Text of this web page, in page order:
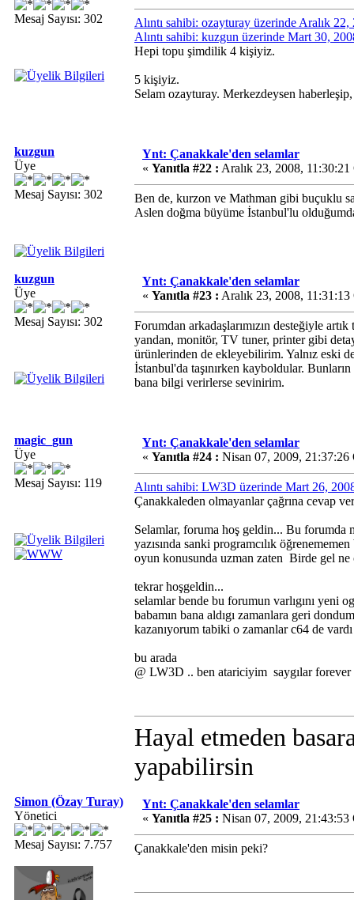
Mesaj Sayısı: 302
Alıntı sahibi: ozayturay üzerinde Aralık
Alıntı sahibi: kuzgun üzerinde Mart 30,
Hepi topu şimdilik 4 kişiyiz.
5 kişiyiz.
Selam ozayturay. Merkezdeysen
kuzgun
Üye
Mesaj Sayısı: 302
Ynt: Çanakkale'den selamlar
« Yanıtla #22 : Aralık 23, 2008,
Ben de, kurzon ve Mathman gibi buçuklu
Aslen doğma büyüme İstanbul'lu
kuzgun
Üye
Mesaj Sayısı: 302
Ynt: Çanakkale'den selamlar
« Yanıtla #23 : Aralık 23, 2008,
Forumdan arkadaşlarımızın desteğiyle
yandan, monitör, TV tuner, printer gibi
ürünlerinden de ekleyebilirim. Yalnız eski
İstanbul'da taşınırken kayboldular.
bana bilgi verirlerse sevinirim.
magic_gun
Üye
Mesaj Sayısı: 119
Ynt: Çanakkale'den selamlar
« Yanıtla #24 : Nisan 07, 2009, 21:37:26
Alıntı sahibi: LW3D üzerinde Mart 26,
Çanakkaleden olmayanlar çağrına cevap
Selamlar, foruma hoş geldin... Bu forumda
yazısında sanki programcılık
oyun konusunda uzman zaten Birde gel ne
tekrar hoşgeldin...
selamlar bende bu forumun varlıgını yeni
babamın bana aldıgı zamanlara geri
kazanıyorum tabiki o zamanlar c64 de
bu arada
@ LW3D .. ben atariciyim saygılar forever
Hayal etmeden
yapabilirsin
Simon (Özay Turay)
Yönetici
Mesaj Sayısı: 7.757
Ynt: Çanakkale'den selamlar
« Yanıtla #25 : Nisan 07, 2009, 21:43:53
Çanakkale'den misin peki?